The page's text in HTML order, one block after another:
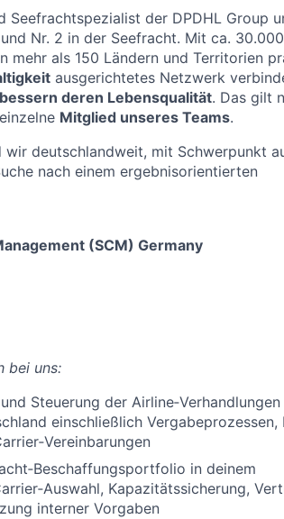
Seefrachtspezialist der DPDHL Group
Nr. 2 in der Seefracht. Mit ca.
als 150 Ländern und Territorien
ausgerichtetes Netzwerk
deren Lebensqualität. Das gilt
Mitglied unseres Teams.
wir deutschlandweit, mit Schwerpunkt
nach einem ergebnisorientierten
(SCM) Germany
bei uns:
Steuerung der
einschließlich Vergabeprozessen,
in deinem
Kapazitätssicherung,
interner Vorgaben